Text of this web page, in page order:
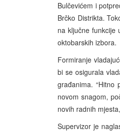
Bulčevićem i
Brčko Distrikta.
na ključne funkcije
oktobarskih izbora.
Formiranje
bi se osigurala
građanima. “Hitno
novom snagom,
novih radnih
Supervizor je